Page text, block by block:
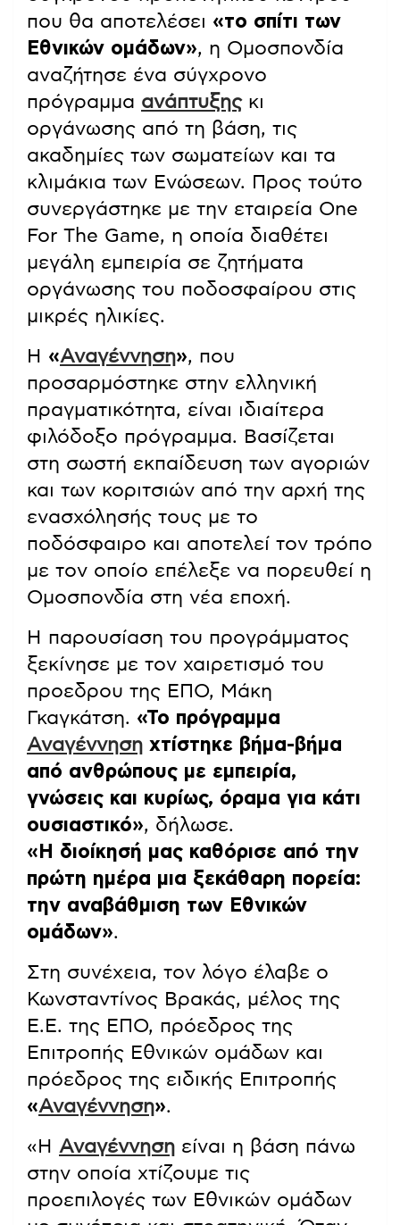
που θα αποτελέσει «το σπίτι των
Εθνικών ομάδων», η Ομοσπονδία
αναζήτησε ένα σύγχρονο
πρόγραμμα ανάπτυξηςκι
οργάνωσης από τη βάση, τις
ακαδημίες των σωματείων και τα
κλιμάκια των Ενώσεων. Προς τούτο
συνεργάστηκε με την εταιρεία One
For The Game, η οποία διαθέτει
μεγάλη εμπειρία σε ζητήματα
οργάνωσης του ποδοσφαίρου στις
μικρές ηλικίες.
Η «Αναγέννηση», που
προσαρμόστηκε στην ελληνική
πραγματικότητα, είναι ιδιαίτερα
φιλόδοξο πρόγραμμα. Βασίζεται
στη σωστή εκπαίδευση των αγοριών
και των κοριτσιών από την αρχή της
ενασχόλησής τους με το
ποδόσφαιρο και αποτελεί τον τρόπο
με τον οποίο επέλεξε να πορευθεί η
Ομοσπονδία στη νέα εποχή.
Η παρουσίαση του προγράμματος
ξεκίνησε με τον χαιρετισμό του
προεδρου της ΕΠΟ, Μάκη
Γκαγκάτση. «Το πρόγραμμα
Αναγέννηση χτίστηκε βήμα-βήμα
από ανθρώπους με εμπειρία,
γνώσεις και κυρίως, όραμα για κάτι
ουσιαστικό», δήλωσε.
«Η διοίκησή μας καθόρισε από την
πρώτη ημέρα μια ξεκάθαρη πορεία:
την αναβάθμιση των Εθνικών
ομάδων».
Στη συνέχεια, τον λόγο έλαβε ο
Κωνσταντίνος Βρακάς, μέλος της
Ε.Ε. της ΕΠΟ, πρόεδρος της
Επιτροπής Εθνικών ομάδων και
πρόεδρος της ειδικής Επιτροπής
«Αναγέννηση».
«Η Αναγέννηση είναι η βάση πάνω
στην οποία χτίζουμε τις
προεπιλογές των Εθνικών ομάδων